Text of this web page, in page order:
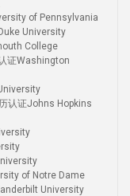
of Pennsylvania
University
College
证Washington
认证Johns Hopkins
of Notre Dame
University